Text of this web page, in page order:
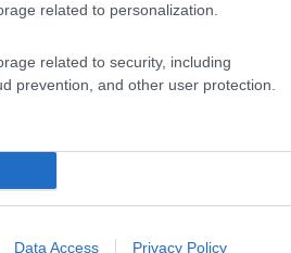
related to personalization.
related to security, including
prevention, and other user protection.
Data Access Privacy Policy